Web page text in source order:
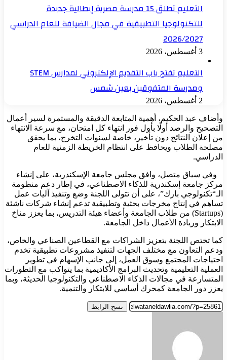
التعليم تطلق 15 مدرسة مصرية إيطالية جديدة
للتكنولوجيا التطبيقية في مجال الضيافة للعام الدراسي
2026/2027
3 أغسطس، 2026
التعليم تفتح باب التقديم الإلكتروني لمدارس STEM
ومدرسة المتفوقين بعين شمس
2 أغسطس، 2026
وأضاف عبد الحكيم، أهمية المتابعة الدقيقة والمستمرة لسير أعمال
التصحيح والرصد أولًا بأول فور انتهاء كل امتحان، مع سرعة الانتهاء
من إعلان النتائج دون تأخير، خاصة لسنوات التخرج، بما يحقق
مصلحة الطلاب ويحافظ على انتظام الخريطة الزمنية للعام
الدراسي.
وفي سياق متصل، وافق مجلس جامعة الإسكندرية، على إنشاء
مركز جامعة إسكندرية للذكاء الاصطناعي، في إطار دعم منظومة
الـ“تكنولوجي بارك”، على أن تتولى اللجنة وضع وتنفيذ آليات عمل
تساهم في إنتاج مخرجات بحثية وتطبيقية تدعم إنشاء شركات ناشئة
(Startups) من طلاب الجامعة وأعضاء هيئة التدريس، بما يعزز مناخ
الابتكار وريادة الأعمال داخل الجامعة.
كما تختص اللجنة بتعزيز الشراكات مع القطاعين الصناعي والخاص،
ودعم التعاون مع مختلف الجهات لتنفيذ مشروعات تطبيقية تخدم
احتياجات المجتمع وسوق العمل، إلى جانب الإسهام في تطوير
العملية التعليمية وتحديث البرامج الأكاديمية بما يتواكب مع التطورات
المتسارعة في مجالات الذكاء الاصطناعي والتكنولوجيا الحديثة، وبما
يعزز دور الجامعة كمحرك أساسي للابتكار والتنمية.
نسخ الرابط